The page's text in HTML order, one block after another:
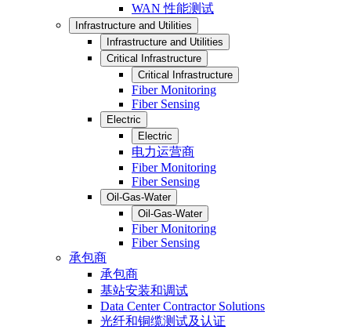
WAN 性能测试
Infrastructure and Utilities
Infrastructure and Utilities
Critical Infrastructure
Critical Infrastructure
Fiber Monitoring
Fiber Sensing
Electric
Electric
电力运营商
Fiber Monitoring
Fiber Sensing
Oil-Gas-Water
Oil-Gas-Water
Fiber Monitoring
Fiber Sensing
承包商
承包商
基站安装和调试
Data Center Contractor Solutions
光纤和铜缆测试及认证